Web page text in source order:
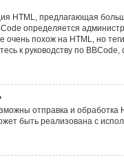
HTML, предлагающая
определяется
очень похож на HTML, но
к руководству по
отправка и
быть реализована с